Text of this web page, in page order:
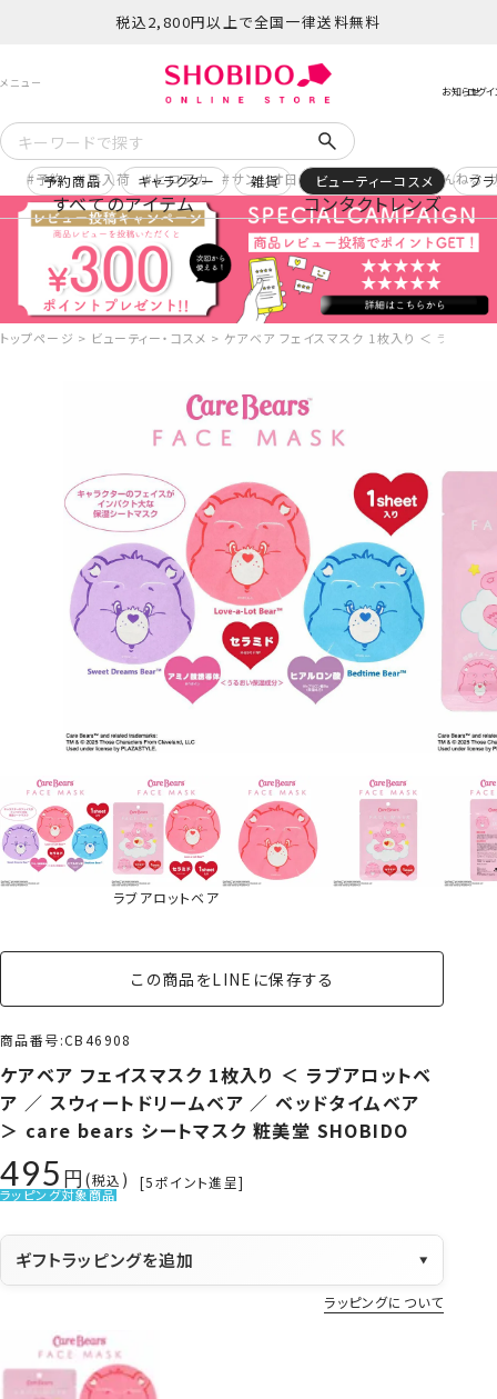
税込2,800円以上で全国一律送料無料
予約 再入荷 ヒロアカ サンリオ日焼け コスメヲタちゃんねる
すべてのアイテム コンタクトレンズ
予約商品 キャラクター 雑貨 ビューティーコスメ ブ
トップページ ビューティー・コスメ ケアベア フェイスマスク 1枚入り ＜ ラブア
ラブアロットベア
この商品をLINEに保存する
商品番号 CB46908
ケアベア フェイスマスク 1枚入り ＜ ラブアロットベ
ア ／ スウィートドリームベア ／ ベッドタイムベア
＞ care bears シートマスク 粧美堂 SHOBIDO
495 税込 [5ポイント進呈]
ラッピング対象商品
ギフトラッピングを追加 ▼
ラッピングについて